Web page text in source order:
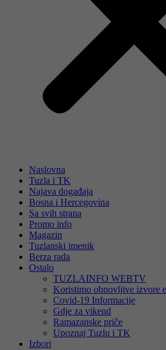
Naslovna
Tuzla i TK
Najava događaja
Bosna i Hercegovina
Sa svih strana
Promo info
Magazin
Tuzlanski imenik
Berza rada
Ostalo
TUZLAINFO WEBTV
Koristimo obnovljive izvore
Covid-19 Informacije
Gdje za vikend
Ramazanske priče
Upoznaj Tuzlu i TK
Izbori